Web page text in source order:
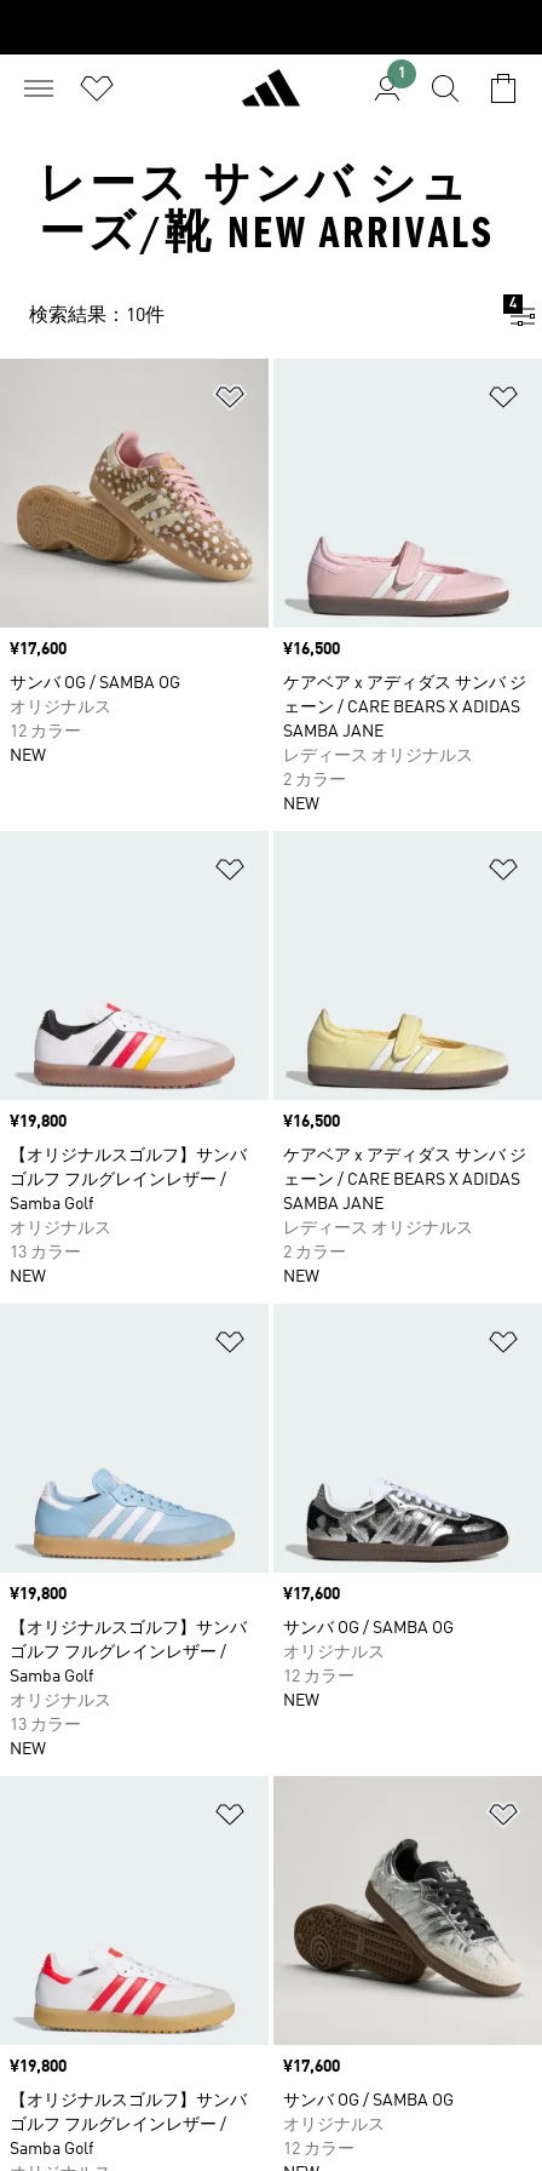
1
レース サンバ シュ
ーズ/靴 NEW ARRIVALS
検索結果：10件
4
価格
¥17,600
サンバ OG / SAMBA OG
オリジナルス
12 カラー
NEW
価格
¥16,500
ケアベア x アディダス サンバ ジ
ェーン / CARE BEARS X ADIDAS
SAMBA JANE
レディース オリジナルス
2 カラー
NEW
価格
¥19,800
【オリジナルスゴルフ】サンバ
ゴルフ フルグレインレザー /
Samba Golf
オリジナルス
13 カラー
NEW
価格
¥16,500
ケアベア x アディダス サンバ ジ
ェーン / CARE BEARS X ADIDAS
SAMBA JANE
レディース オリジナルス
2 カラー
NEW
価格
¥19,800
【オリジナルスゴルフ】サンバ
ゴルフ フルグレインレザー /
Samba Golf
オリジナルス
13 カラー
NEW
価格
¥17,600
サンバ OG / SAMBA OG
オリジナルス
12 カラー
NEW
価格
¥19,800
【オリジナルスゴルフ】サンバ
ゴルフ フルグレインレザー /
Samba Golf
価格
¥17,600
サンバ OG / SAMBA OG
オリジナルス
12 カラー